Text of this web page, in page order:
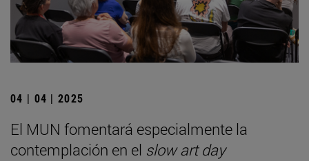
04 | 04 | 2025
El MUN fomentará especialmente la
contemplación en el slow art day